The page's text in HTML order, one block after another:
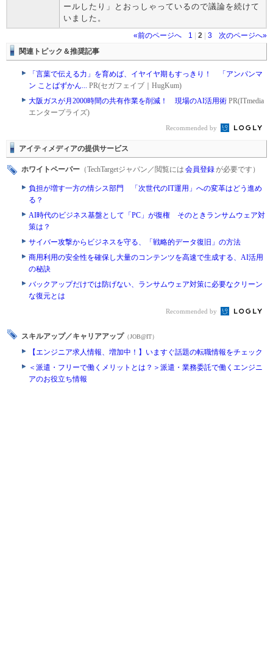
ールしたり」とおっしゃっているので議論を続けて
いました。
«前のページへ 1 2 3
次のページへ»
関連トピック＆推奨記事
「言葉で伝える力」を育めば、イヤイヤ期もすっきり！ 「アンパンマ
ン ことばずかん... PR(セガフェイブ｜HugKum)
大阪ガスが月2000時間の共有作業を削減！ 現場のAI活用術 PR(ITmedia
エンタープライズ)
Recommended by
アイティメディアの提供サービス
ホワイトペーパー （TechTargetジャパン／閲覧には 会員登録が必要です）
負担が増す一方の情シス部門 「次世代のIT運用」への変革はどう進め
る？
AI時代のビジネス基盤として「PC」が復権 そのときランサムウェア対
策は？
サイバー攻撃からビジネスを守る、「戦略的データ復旧」の方法
商用利用の安全性を確保し大量のコンテンツを高速で生成する、AI活用
の秘訣
バックアップだけでは防げない、ランサムウェア対策に必要なクリーン
な復元とは
Recommended by
スキルアップ／キャリアアップ （JOB@IT）
【エンジニア求人情報、増加中！】いますぐ話題の転職情報をチェック
＜派遣・フリーで働くメリットとは？＞派遣・業務委託で働くエンジニ
アのお役立ち情報